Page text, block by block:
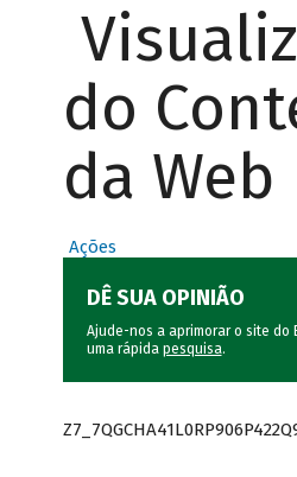
do
da Web
Ações
DÊ SUA OPINIÃO
Ajude-nos a aprimorar o site do
uma rápida pesquisa.